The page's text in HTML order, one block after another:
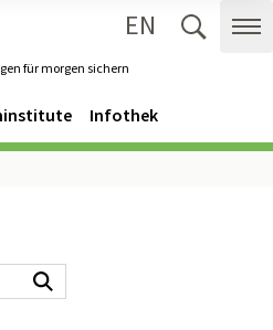
für morgen sichern
EN
Infothek